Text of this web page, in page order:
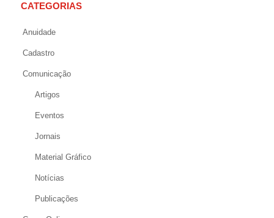
CATEGORIAS
Anuidade
Cadastro
Comunicação
Artigos
Eventos
Jornais
Material Gráfico
Notícias
Publicações